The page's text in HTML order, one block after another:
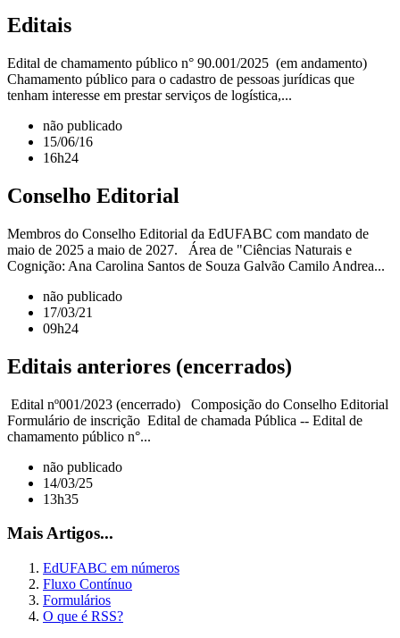
Editais
Edital de chamamento público n° 90.001/2025 (em andamento)
Chamamento público para o cadastro de pessoas jurídicas que
tenham interesse em prestar serviços de logística,...
não publicado
15/06/16
16h24
Conselho Editorial
Membros do Conselho Editorial da EdUFABC com mandato de
maio de 2025 a maio de 2027. Área de "Ciências Naturais e
Cognição: Ana Carolina Santos de Souza Galvão Camilo Andrea...
não publicado
17/03/21
09h24
Editais anteriores (encerrados)
Edital nº001/2023 (encerrado) Composição do Conselho Editorial
Formulário de inscrição Edital de chamada Pública -- Edital de
chamamento público n°...
não publicado
14/03/25
13h35
Mais Artigos...
EdUFABC em números
Fluxo Contínuo
Formulários
O que é RSS?